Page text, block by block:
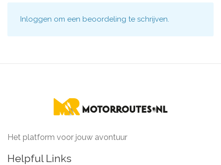
Inloggen om een beoordeling te schrijven.
Het platform voor jouw avontuur
Helpful Links